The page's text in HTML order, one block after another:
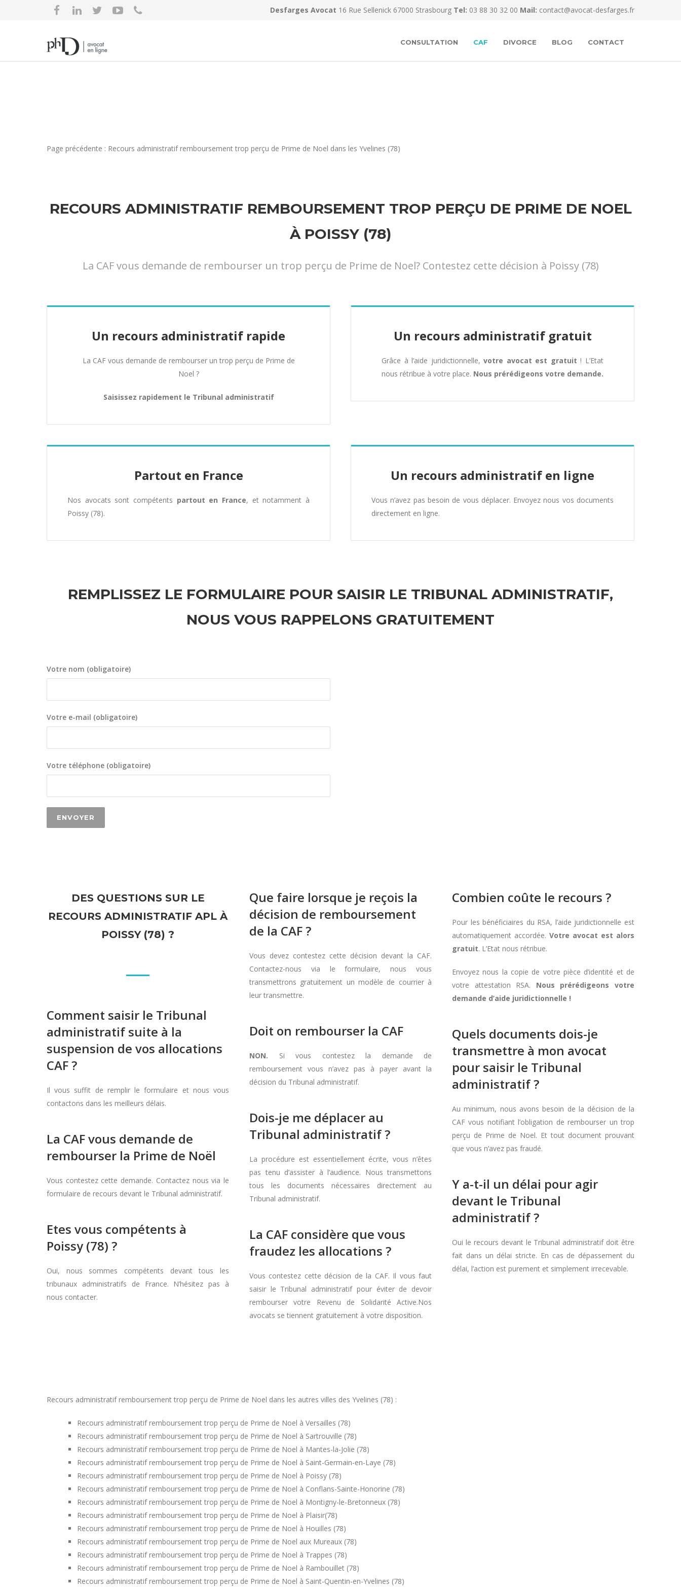
Desfarges Avocat 16 Rue Sellenick 67000 Strasbourg Tel: 03 88 30 32 00 Mail: contact@avocat-desfarges.fr
CONSULTATION CAF DIVORCE BLOG CONTACT
Page précédente : Recours administratif remboursement trop perçu de Prime de Noel dans les Yvelines (78)
RECOURS ADMINISTRATIF REMBOURSEMENT TROP PERÇU DE PRIME DE NOEL
À POISSY (78)
La CAF vous demande de rembourser un trop perçu de Prime de Noel? Contestez cette décision à Poissy (78)
Un recours administratif rapide
La CAF vous demande de rembourser un trop perçu de Prime de
Noel ?
Saisissez rapidement le Tribunal administratif
Un recours administratif gratuit
Grâce à l’aide juridictionnelle,votre avocat est gratuit ! L’Etat
nous rétribue à votre place. Nous prérédigeons votre demande.
Partout en France
Nos avocats sont compétents partout en France, et notamment à
Poissy (78).
Un recours administratif en ligne
Vous n’avez pas besoin de vous déplacer. Envoyez nous vos documents
directement en ligne.
REMPLISSEZ LE FORMULAIRE POUR SAISIR LE TRIBUNAL ADMINISTRATIF,
NOUS VOUS RAPPELONS GRATUITEMENT
Votre nom (obligatoire)
Votre e-mail (obligatoire)
Votre téléphone (obligatoire)
DES QUESTIONS SUR LE
RECOURS ADMINISTRATIF APL À
POISSY (78) ?
Comment saisir le Tribunal
administratif suite à la
suspension de vos allocations
CAF ?
Il vous suffit de remplir le formulaire et nous vous
contactons dans les meilleurs délais.
La CAF vous demande de
rembourser la Prime de Noël
Vous contestez cette demande. Contactez nous via le
formulaire de recours devant le Tribunal administratif.
Etes vous compétents à
Poissy (78) ?
Oui, nous sommes compétents devant tous les
tribunaux administratifs de France. N’hésitez pas à
nous contacter.
Que faire lorsque je reçois la
décision de remboursement
de la CAF ?
Vous devez contestez cette décision devant la CAF.
Contactez-nous via le formulaire, nous vous
transmettrons gratuitement un modèle de courrier à
leur transmettre.
Doit on rembourser la CAF
NON. Si vous contestez la demande de
remboursement vous n’avez pas à payer avant la
décision du Tribunal administratif.
Dois-je me déplacer au
Tribunal administratif ?
La procédure est essentiellement écrite, vous n’êtes
pas tenu d’assister à l’audience. Nous transmettons
tous les documents nécessaires directement au
Tribunal administratif.
La CAF considère que vous
fraudez les allocations ?
Vous contestez cette décision de la CAF. Il vous faut
saisir le Tribunal administratif pour éviter de devoir
rembourser votre Revenu de Solidarité Active.Nos
avocats se tiennent gratuitement à votre disposition.
Combien coûte le recours ?
Pour les bénéficiaires du RSA, l’aide juridictionnelle est
automatiquement accordée. Votre avocat est alors
gratuit. L’Etat nous rétribue.
Envoyez nous la copie de votre pièce d’identité et de
votre attestation RSA. Nous prérédigeons votre
demande d’aide juridictionnelle !
Quels documents dois-je
transmettre à mon avocat
pour saisir le Tribunal
administratif ?
Au minimum, nous avons besoin de la décision de la
CAF vous notifiant l’obligation de rembourser un trop
perçu de Prime de Noel. Et tout document prouvant
que vous n’avez pas fraudé.
Y a-t-il un délai pour agir
devant le Tribunal
administratif ?
Oui le recours devant le Tribunal administratif doit être
fait dans un délai stricte. En cas de dépassement du
délai, l’action est purement et simplement irrecevable.
Recours administratif remboursement trop perçu de Prime de Noel dans les autres villes des Yvelines (78) :
Recours administratif remboursement trop perçu de Prime de Noel à Versailles (78)
Recours administratif remboursement trop perçu de Prime de Noel à Sartrouville (78)
Recours administratif remboursement trop perçu de Prime de Noel à Mantes-la-Jolie (78)
Recours administratif remboursement trop perçu de Prime de Noel à Saint-Germain-en-Laye (78)
Recours administratif remboursement trop perçu de Prime de Noel à Poissy (78)
Recours administratif remboursement trop perçu de Prime de Noel à Conflans-Sainte-Honorine (78)
Recours administratif remboursement trop perçu de Prime de Noel à Montigny-le-Bretonneux (78)
Recours administratif remboursement trop perçu de Prime de Noel à Plaisir(78)
Recours administratif remboursement trop perçu de Prime de Noel à Houilles (78)
Recours administratif remboursement trop perçu de Prime de Noel aux Mureaux (78)
Recours administratif remboursement trop perçu de Prime de Noel à Trappes (78)
Recours administratif remboursement trop perçu de Prime de Noel à Rambouillet (78)
Recours administratif remboursement trop perçu de Prime de Noel à Saint-Quentin-en-Yvelines (78)